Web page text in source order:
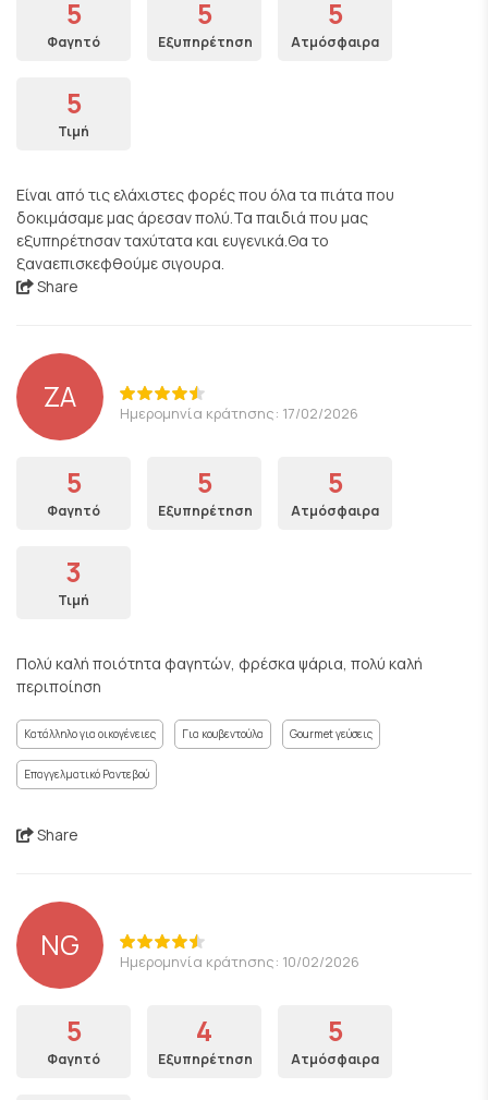
5
Φαγητό
5
Εξυπηρέτηση
5
Ατμόσφαιρα
5
Τιμή
Είναι από τις ελάχιστες φορές που όλα τα πιάτα που
δοκιμάσαμε μας άρεσαν πολύ.Τα παιδιά που μας
εξυπηρέτησαν ταχύτατα και ευγενικά.Θα το
ξαναεπισκεφθούμε σιγουρα.
Share
ZA Ημερομηνία κράτησης: 17/02/2026
5
Φαγητό
5
Εξυπηρέτηση
5
Ατμόσφαιρα
3
Τιμή
Πολύ καλή ποιότητα φαγητών, φρέσκα ψάρια, πολύ καλή
περιποίηση
Κατάλληλο για οικογένειες Για κουβεντούλα Gourmet γεύσεις
Επαγγελματικό Ραντεβού
Share
NG Ημερομηνία κράτησης: 10/02/2026
5
Φαγητό
4
Εξυπηρέτηση
5
Ατμόσφαιρα